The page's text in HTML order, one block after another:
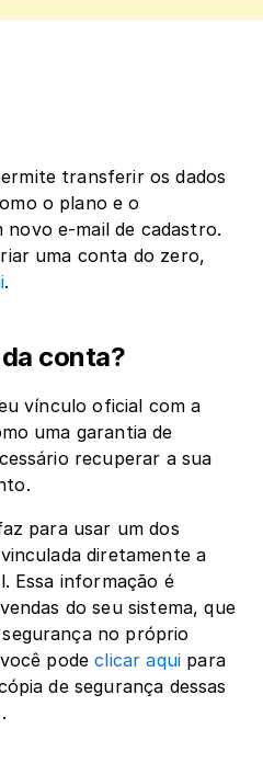
transferir os dados
o plano e o
e-mail de cadastro.
uma conta do zero,
.
conta?
vínculo oficial com a
uma garantia de
recuperar a sua
para usar um dos
diretamente a
Essa informação é
do seu sistema, que
no próprio
pode clicar aqui para
de segurança dessas